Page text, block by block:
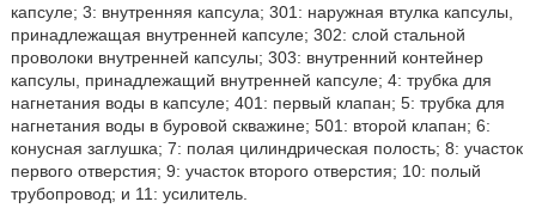
капсуле; 3: внутренняя капсула; 301: наружная втулка капсулы,
принадлежащая внутренней капсуле; 302: слой стальной
проволоки внутренней капсулы; 303: внутренний контейнер
капсулы, принадлежащий внутренней капсуле; 4: трубка для
нагнетания воды в капсуле; 401: первый клапан; 5: трубка для
нагнетания воды в буровой скважине; 501: второй клапан; 6:
конусная заглушка; 7: полая цилиндрическая полость; 8: участок
первого отверстия; 9: участок второго отверстия; 10: полый
трубопровод; и 11: усилитель.